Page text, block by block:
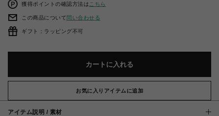
獲得ポイントの確認方法は こちら
この商品について問い合わせる
ギフト：ラッピング不可
カートに入れる
お気に入りアイテムに追加
アイテム説明 / 素材